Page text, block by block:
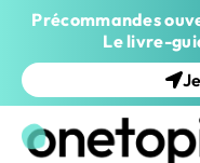
Précommandes
Le livre-